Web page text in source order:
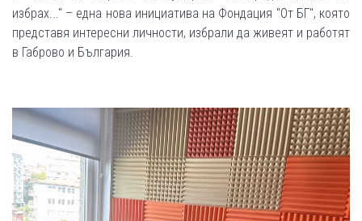
избрах..." – една нова инициатива на Фондация "От БГ", която
представя интересни личности, избрали да живеят и работят
в Габрово и България.